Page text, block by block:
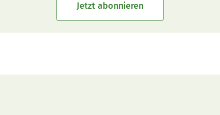
Jetzt abonnieren